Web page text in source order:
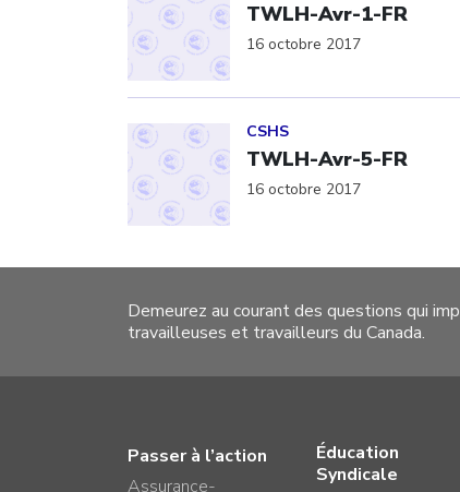
TWLH-Avr-1-FR
16 octobre 2017
CSHS
TWLH-Avr-5-FR
16 octobre 2017
Demeurez au courant des questions qui
travailleuses et travailleurs du Canada.
Passer à l’action
Assurance-
Éducation
Syndicale